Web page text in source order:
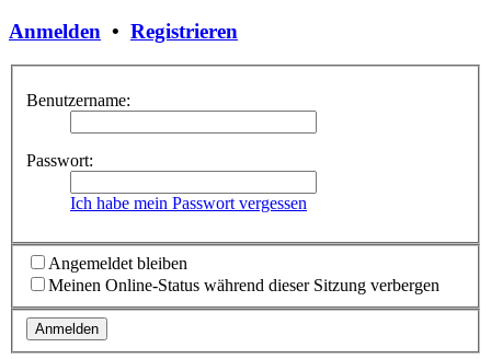
Anmelden • Registrieren
Benutzername:
Passwort:
Ich habe mein Passwort vergessen
Angemeldet bleiben
Meinen Online-Status während dieser Sitzung verbergen